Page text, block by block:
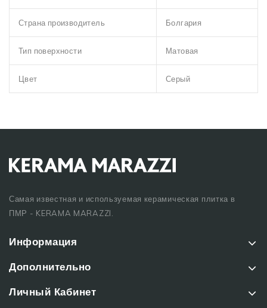
Страна производитель Болгария
Тип поверхности Матовая
Цвет Серый
Самая известная и используемая керамическая плитка в
ПМР - KERAMA MARAZZI.
Информация
Дополнительно
Личный Кабинет